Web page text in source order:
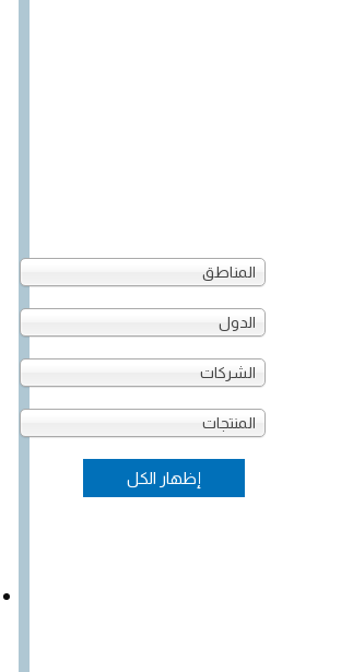
المناطق
الدول
الشركات
المنتجات